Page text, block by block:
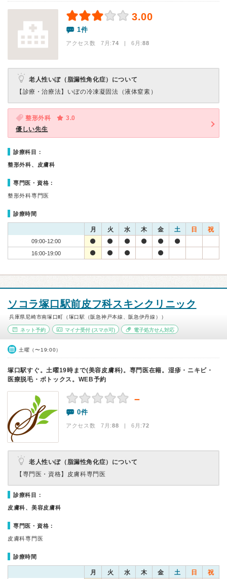
3.00
1件
アクセス数 7月:74 | 6月:88
老人性いぼ（脂漏性角化症）について
【診療・治療法】 いぼの冷凍凝固法（液体窒素）
整形外科
3.0
優しい先生
診療科目：
整形外科、皮膚科
専門医・資格：
整形外科専門医
診療時間
月 火 水 木 金 土 日 祝
09:00-12:00
16:00-19:00
ソコラ塚口駅前皮フ科スキンクリニック
兵庫県尼崎市南塚口町（塚口駅（阪急神戸本線、阪急伊丹線））
ネット予約 マイナ受付(スマホ可) 電子処方せん対応
土曜（〜19:00）
塚口駅すぐ。土曜19時まで(美容皮膚科)。専門医在籍。湿疹・ニキビ・
医療脱毛・ボトックス。WEB予約
－
0件
アクセス数 7月:88 | 6月:72
老人性いぼ（脂漏性角化症）について
【専門医・資格】 皮膚科専門医
診療科目：
皮膚科、美容皮膚科
専門医・資格：
皮膚科専門医
診療時間
月 火 水 木 金 土 日 祝